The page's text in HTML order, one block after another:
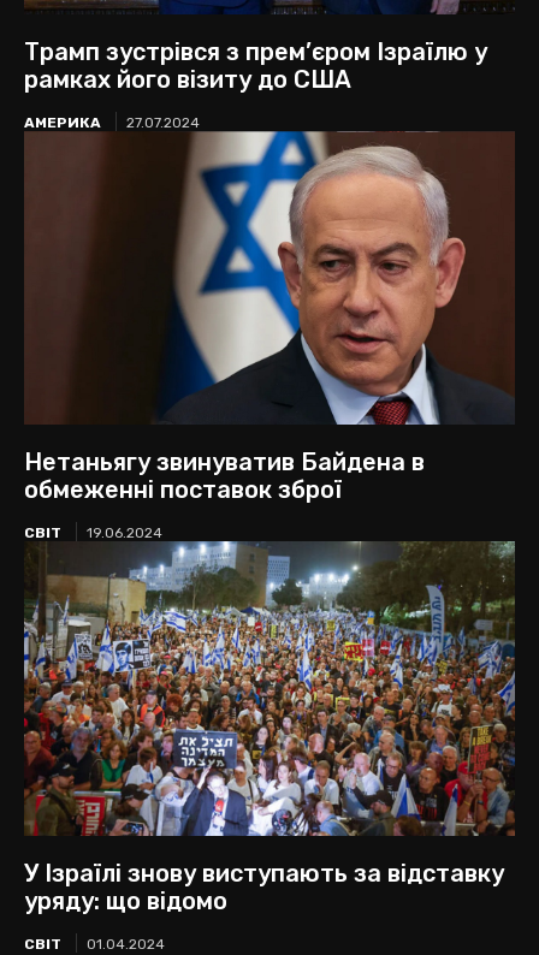
Трамп зустрівся з прем’єром Ізраїлю у
рамках його візиту до США
АМЕРИКА 27.07.2024
Нетаньягу звинуватив Байдена в
обмеженні поставок зброї
СВІТ 19.06.2024
У Ізраїлі знову виступають за відставку
уряду: що відомо
СВІТ 01.04.2024